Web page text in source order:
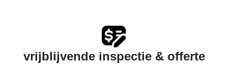
vrijblijvende inspectie & offerte